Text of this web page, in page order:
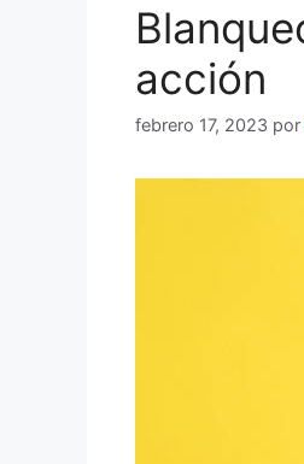
acción
febrero 17, 2023 por